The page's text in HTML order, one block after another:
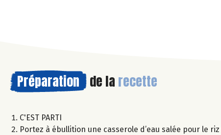
Préparation de la recette
C'EST PARTI
Portez à ébullition une casserole d’eau salée pour le